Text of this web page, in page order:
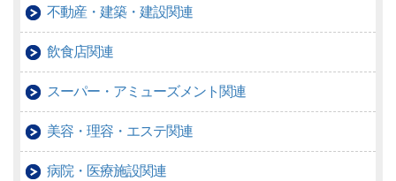
不動産・建築・建設関連
飲食店関連
スーパー・アミューズメント関連
美容・理容・エステ関連
病院・医療施設関連